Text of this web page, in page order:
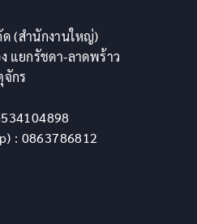
(สำนักงานใหญ่)
แยกรัชดา-ลาดพร้าว
กร
: 0863786812